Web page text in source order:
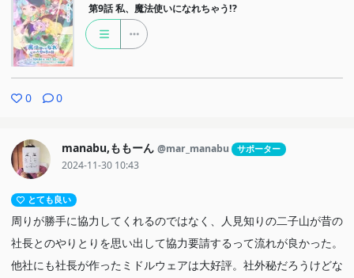
第9話 私、魔法使いになれちゃう!?
0 0
manabu,ももーん @mar_manabu サポーター
2024-11-30 10:43
とても良い
周りが勝手に協力してくれるのではなく、人見知りの二子山が昔の
社長とのやりとりを思い出して協力要請するって流れが良かった。
他社にも社長が作ったミドルウェアは大好評。社外秘だろうけどな